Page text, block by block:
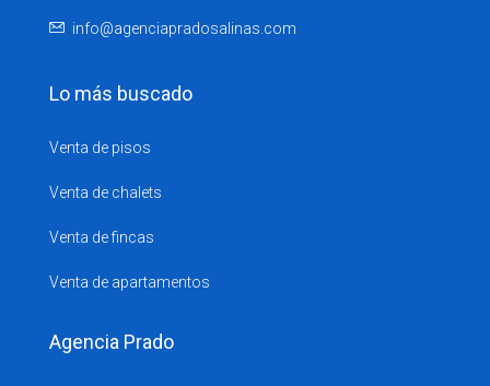
info@agenciapradosalinas.com
Lo más buscado
Venta de pisos
Venta de chalets
Venta de fincas
Venta de apartamentos
Agencia Prado